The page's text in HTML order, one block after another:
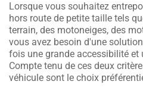
Lorsque vous souhaitez
hors route de petite taille tels
terrain, des motoneiges, des
vous avez besoin d'une
fois une grande accessibilité et
Compte tenu de ces deux
véhicule sont le choix